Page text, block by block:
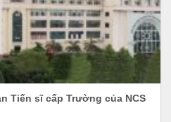
Tiến sĩ cấp Trường của NCS